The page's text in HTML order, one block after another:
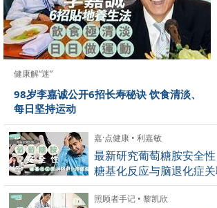
健康解“迷”
98岁李嘉诚公开6招长寿秘诀 饮食清淡、
每日坚持运动
嘉·点健康 • 利嘉敏
最新研究葡萄糖胺安全性
糖基化反应与脑退化症
照顾者手记 • 黎凯欣